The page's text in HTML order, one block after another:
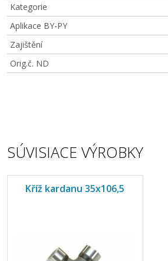
Kategorie
Aplikace BY-PY
Zajištění
Orig.č. ND
SÚVISIACE VÝROBKY
Kříž kardanu 35x106,5